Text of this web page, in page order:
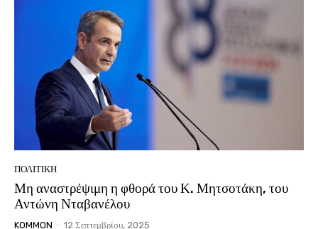
ΠΟΛΙΤΙΚΗ
Μη αναστρέψιμη η φθορά του Κ. Μητσοτάκη, του
Αντώνη Νταβανέλου
KOMMON - 12 Σεπτεμβρίου, 2025